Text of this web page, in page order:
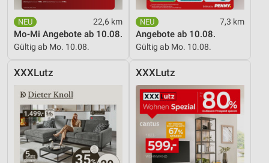
22,6 km
Mo-Mi Angebote ab 10.08.
Gültig ab Mo. 10.08.
7,3 km
Angebote ab 10.08.
Gültig ab Mo. 10.08.
XXXLutz XXXLutz